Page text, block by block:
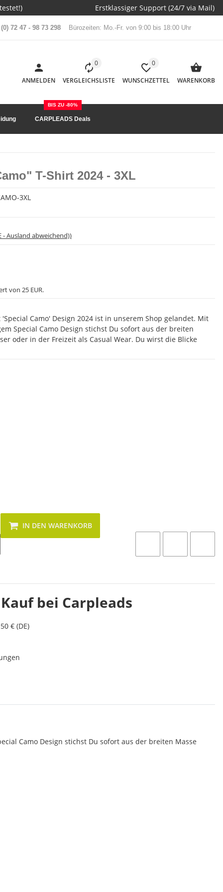
Erstklassiger Support (24/7 via Mail)
72 47 - 98 73 298 Bürozeiten: Mo.-Fr. von 9:00 bis 18:00 Uhr
ANMELDEN
0
VERGLEICHSLISTE
0
WUNSCHZETTEL WARENKORB
CARPLEADS Deals
BIS ZU -80%
T-Shirt 2024 - 3XL
3XL
- Ausland abweichend))
von 25 EUR.
Camo' Design 2024 ist in unserem Shop gelandet. Mit
Special Camo Design stichst Du sofort aus der breiten
oder in der Freizeit als Casual Wear. Du wirst die Blicke
IN DEN WARENKORB
bei Carpleads
€ (DE)
Camo Design stichst Du sofort aus der breiten Masse